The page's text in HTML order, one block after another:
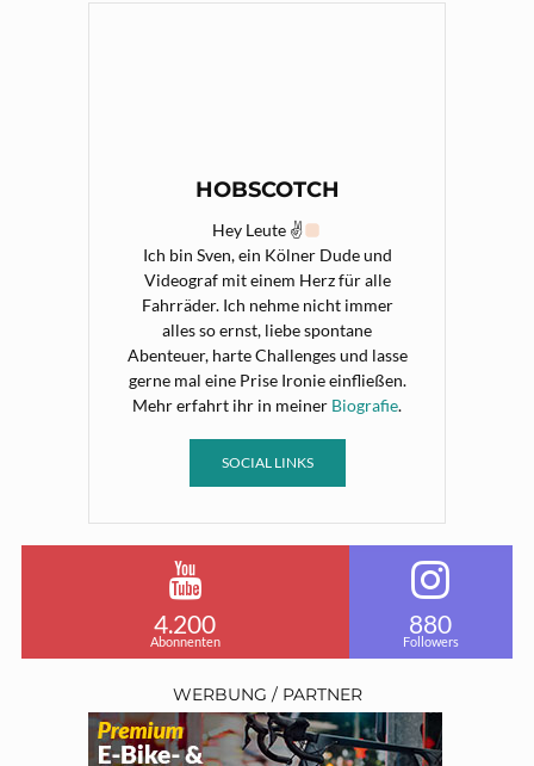
HOBSCOTCH
Hey Leute ✌
Ich bin Sven, ein Kölner Dude und
Videograf mit einem Herz für alle
Fahrräder. Ich nehme nicht immer
alles so ernst, liebe spontane
Abenteuer, harte Challenges und lasse
gerne mal eine Prise Ironie einfließen.
Mehr erfahrt ihr in meiner Biografie.
SOCIAL LINKS
4.200
Abonnenten
880
Followers
WERBUNG / PARTNER